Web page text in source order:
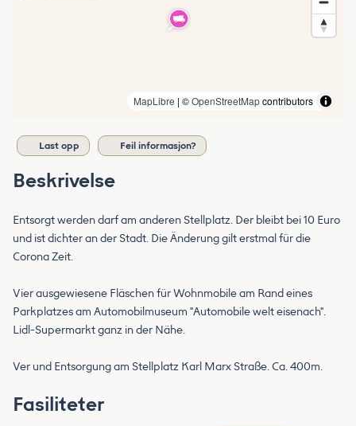
MapLibre | ©OpenStreetMapcontributors
Last opp Feil informasjon?
Beskrivelse
Entsorgt werden darf am anderen Stellplatz. Der bleibt bei 10 Euro
und ist dichter an der Stadt. Die Änderung gilt erstmal für die
Corona Zeit.
Vier ausgewiesene Fläschen für Wohnmobile am Rand eines
Parkplatzes am Automobilmuseum "Automobile welt eisenach".
Lidl-Supermarkt ganz in der Nähe.
Ver und Entsorgung am Stellplatz Karl Marx Straße. Ca. 400m.
Fasiliteter